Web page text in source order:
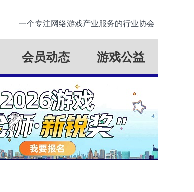
会员动态 游戏公益
一个专注网络游戏产业服务的行业协会